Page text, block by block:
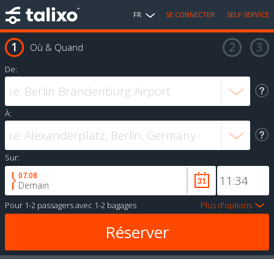
FR SE CONNECTER SELF SERVICE
Où & Quand
De:
À:
Sur:
07.08
Demain
Pour 1-2 passagersavec 1-2 bagages Plus d'options